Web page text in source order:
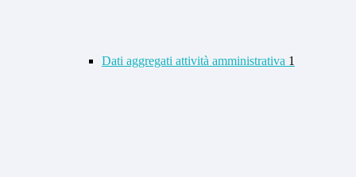
Dati aggregati attività amministrativa 1